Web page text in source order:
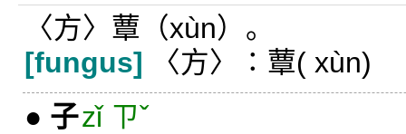
〈方〉蕈（xùn）。
[fungus] 〈方〉∶蕈( xùn)
● 子zǐ ㄗˇ